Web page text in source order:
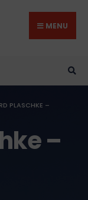
MENU
PLASCHKE –
–